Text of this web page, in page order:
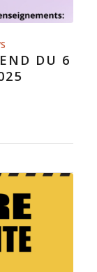
DU 6